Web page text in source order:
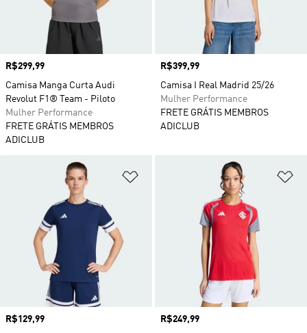
Preço
R$299,99
Camisa Manga Curta Audi
Revolut F1® Team - Piloto
Mulher Performance
FRETE GRÁTIS MEMBROS
ADICLUB
Preço
R$399,99
Camisa I Real Madrid 25/26
Mulher Performance
FRETE GRÁTIS MEMBROS
ADICLUB
Adicionar à Lista de Desejos
Preço
R$129,99
Preço
R$249,99